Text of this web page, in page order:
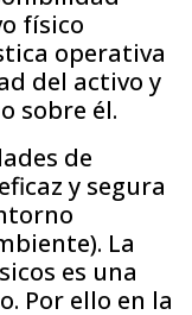
físico
operativa
del activo y
sobre él.
de
y segura
La
es una
Por ello en la